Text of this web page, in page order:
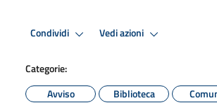
Condividi Vedi azioni
Categorie:
Avviso
Biblioteca